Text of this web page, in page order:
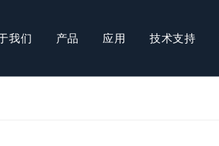
我们 产品 应用 技术支持